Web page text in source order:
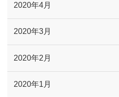
2020年4月
2020年3月
2020年2月
2020年1月